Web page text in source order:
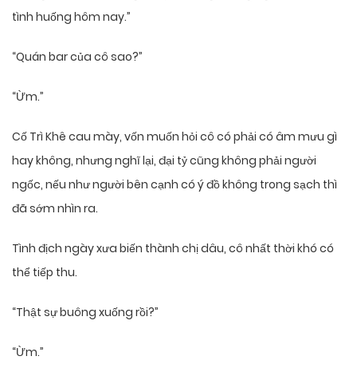
tình huống hôm nay.”
“Quán bar của cô sao?”
“Ừm.”
Cố Trì Khê cau mày, vốn muốn hỏi cô có phải có âm mưu gì
hay không, nhưng nghĩ lại, đại tỷ cũng không phải người
ngốc, nếu như người bên cạnh có ý đồ không trong sạch thì
đã sớm nhìn ra.
Tình địch ngày xưa biến thành chị dâu, cô nhất thời khó có
thể tiếp thu.
“Thật sự buông xuống rồi?”
“Ừm.”